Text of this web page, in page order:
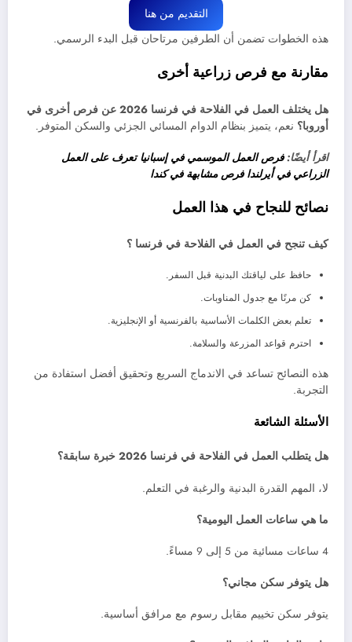
التقديم من هنا
هذه الخطوات تضمن أن الطرفين مرتاحان قبل البدء الرسمي.
مقارنة مع فرص زراعية أخرى
هل يختلف العمل في الفلاحة في فرنسا 2026 عن فرص أخرى في
أوروبا؟ نعم، يتميز بنظام الدوام المسائي الجزئي والسكن المتوفر.
اقرأ أيضًا: فرص العمل الموسمي في إسبانيا تعرف على العمل
الزراعي في أيرلندا فرص مشابهة في كندا
نصائح للنجاح في هذا العمل
كيف تنجح في العمل في الفلاحة في فرنسا ؟
حافظ على لياقتك البدنية قبل السفر.
كن مرنًا مع جدول المناوبات.
تعلم بعض الكلمات الأساسية بالفرنسية أو الإنجليزية.
احترم قواعد المزرعة والسلامة.
هذه النصائح تساعد في الاندماج السريع وتحقيق أفضل استفادة من
التجربة.
الأسئلة الشائعة
هل يتطلب العمل في الفلاحة في فرنسا 2026 خبرة سابقة؟
لا، المهم القدرة البدنية والرغبة في التعلم.
ما هي ساعات العمل اليومية؟
4 ساعات مسائية من 5 إلى 9 مساءً.
هل يتوفر سكن مجاني؟
يتوفر سكن تخييم مقابل رسوم مع مرافق أساسية.